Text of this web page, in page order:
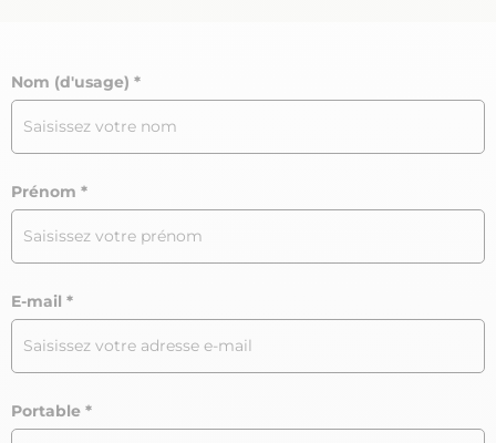
Nom (d'usage)
Prénom
E-mail
Portable